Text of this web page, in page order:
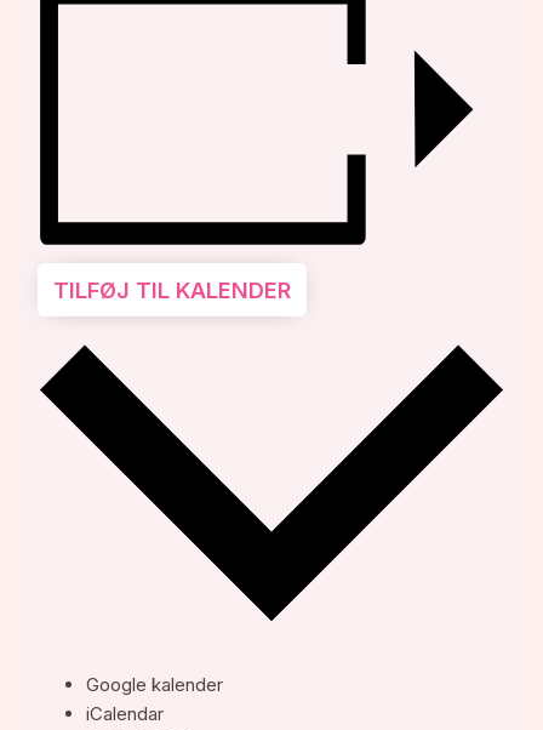
TILFØJ TIL KALENDER
Google kalender
iCalendar